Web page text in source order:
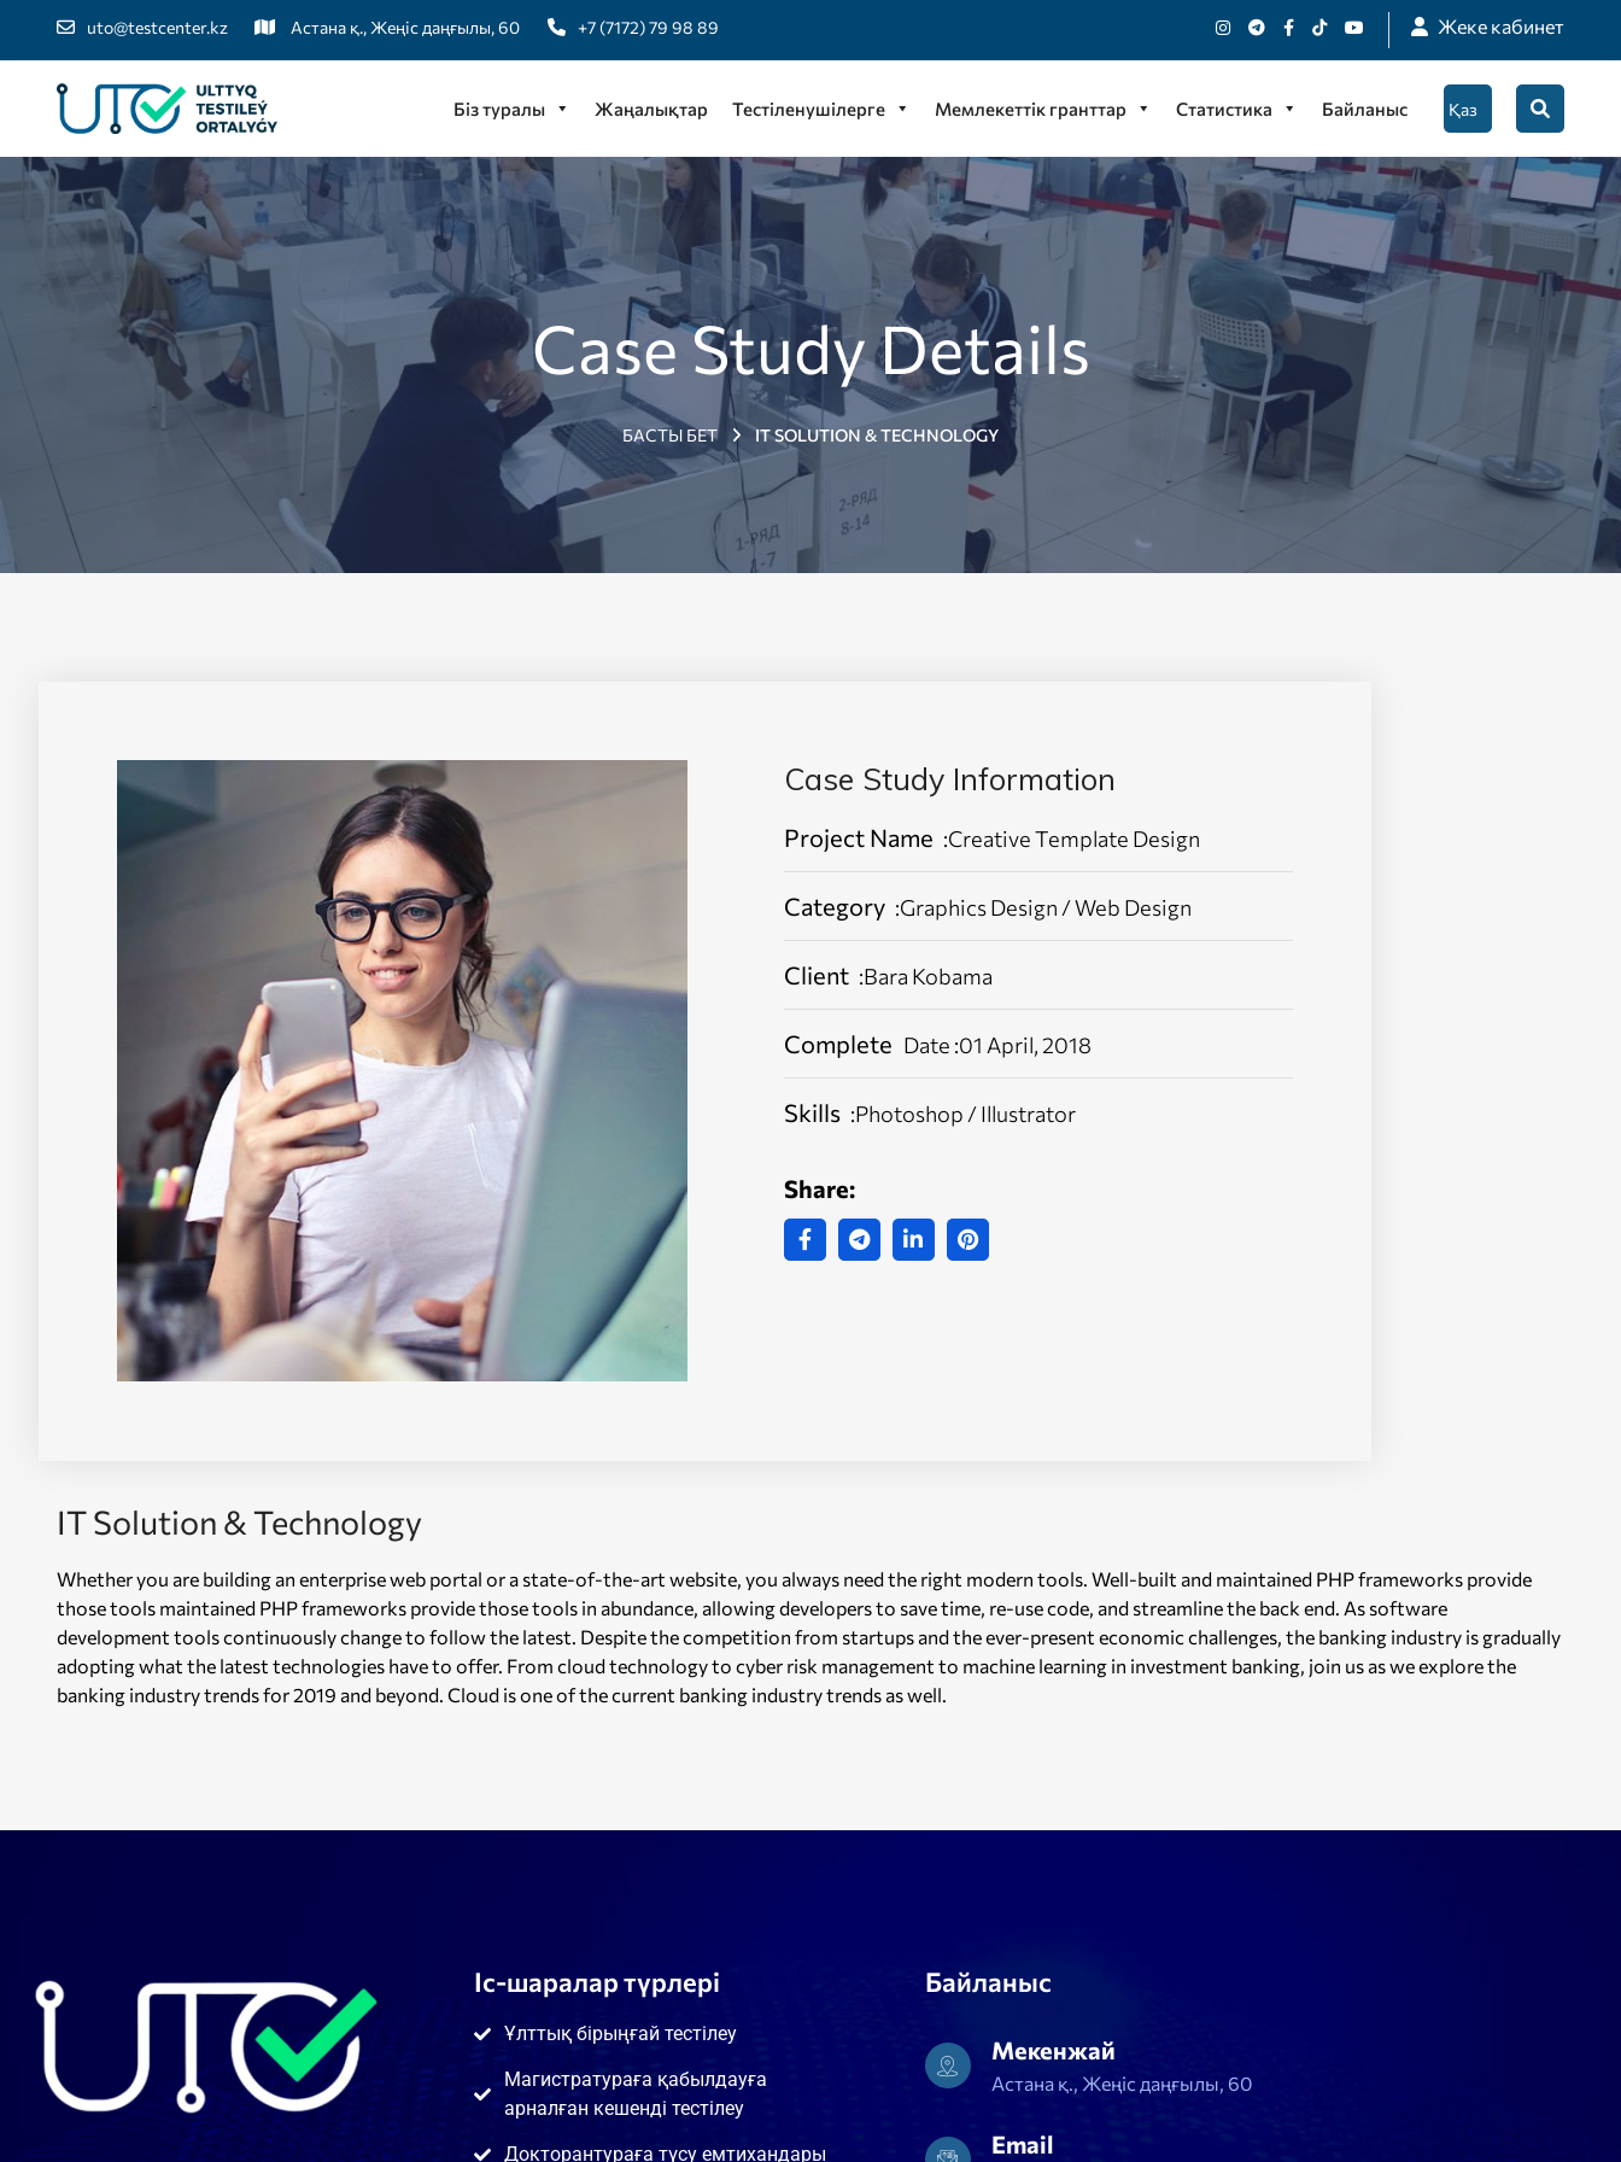
uto@testcenter.kz Астана қ., Жеңіс даңғылы, 60 +7 (7172) 79 98 89 Жеке кабинет
Біз туралы Жаңалықтар Тестіленушілерге Мемлекеттік гранттар Статистика Байланыс
Case Study Details
БАСТЫ БЕТ IT SOLUTION & TECHNOLOGY
Case Study Information
Project Name :Creative Template Design
Category :Graphics Design / Web Design
Client :Bara Kobama
Complete Date :01 April, 2018
Skills :Photoshop / Illustrator
Share:
IT Solution & Technology
Whether you are building an enterprise web portal or a state-of-the-art website, you always need the right modern tools. Well-built and maintained PHP frameworks provide
those tools maintained PHP frameworks provide those tools in abundance, allowing developers to save time, re-use code, and streamline the back end. As software
development tools continuously change to follow the latest. Despite the competition from startups and the ever-present economic challenges, the banking industry is gradually
adopting what the latest technologies have to offer. From cloud technology to cyber risk management to machine learning in investment banking, join us as we explore the
banking industry trends for 2019 and beyond. Cloud is one of the current banking industry trends as well.
Іс-шаралар түрлері
Ұлттық бірыңғай тестілеу
Магистратураға қабылдауға
арналған кешенді тестілеу
Докторантураға түсу емтихандары
Байланыс
Мекенжай
Астана қ., Жеңіс даңғылы, 60
Email